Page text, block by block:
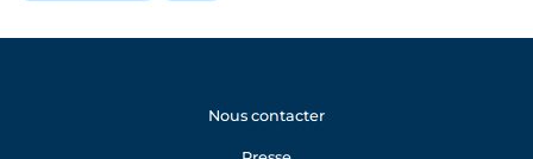
Nous contacter